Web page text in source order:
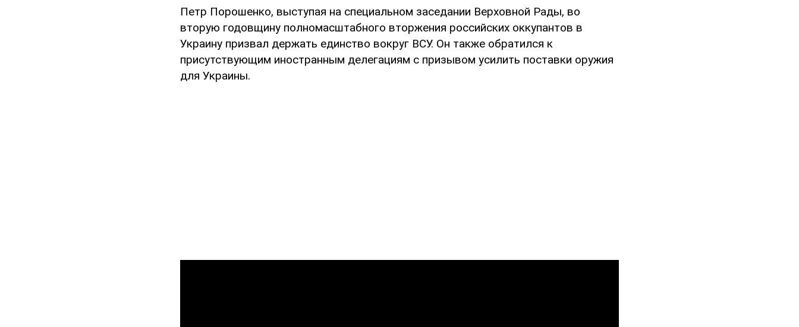
Петр Порошенко, выступая на специальном заседании Верховной Рады, во
вторую годовщину полномасштабного вторжения российских оккупантов в
Украину призвал держать единство вокруг ВСУ. Он также обратился к
присутствующим иностранным делегациям с призывом усилить поставки оружия
для Украины.